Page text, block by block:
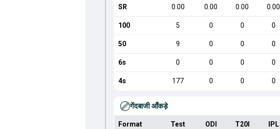
SR 0.00 0.00 0.00 0.00
100 5 0 0 0
50 9 0 0 0
6s 0 0 0 0
4s 177 0 0 0
गेंदबाजी आँकड़े
Format Test ODI T20I IPL